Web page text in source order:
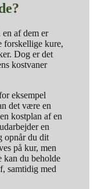
af dem er
forskellige kure,
Dog er det
kostvaner
eksempel
det være en
kostplan af en
en
opnår du dit
på kur, men
kan du beholde
samtidig med